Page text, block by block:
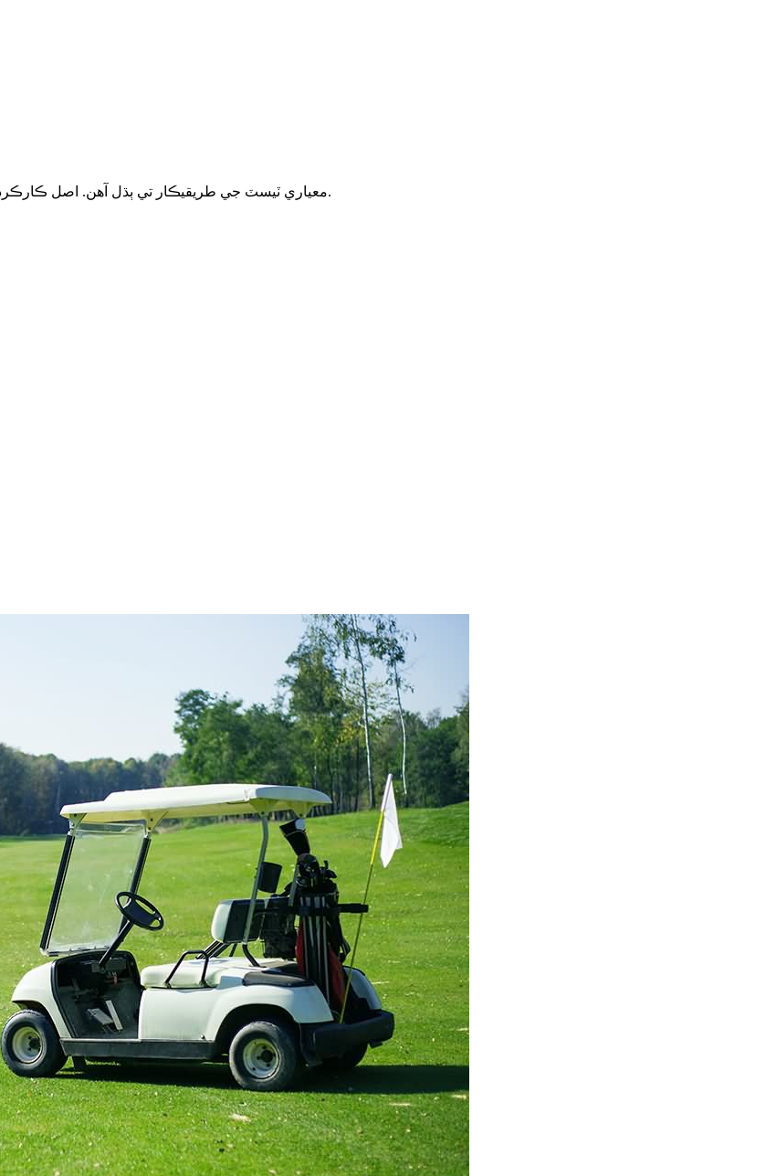
سڀ ڊيٽا RoyPow معياري ٽيسٽ جي طريقيڪار تي ٻڌل آهن. اصل ڪارڪردگي مقامي حالتن جي مطابق مختلف ٿي سگهي ٿي.